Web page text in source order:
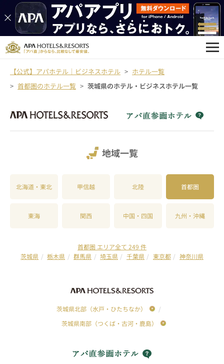
【公式】アパホテル｜ビジネスホテル
ホテル一覧
首都圏のホテル一覧
茨城県のホテル・ビジネスホテル一覧
地域一覧
北海道・東北 甲信越 北陸 首都圏
東海 関西 中国・四国 九州・沖縄
首都圏 エリア全て 249 件
茨城県
栃木県 群馬県 埼玉県 千葉県 東京都 神奈川県
茨城県北部（水戸・ひたちなか）
茨城県南部（つくば・古河・鹿島）